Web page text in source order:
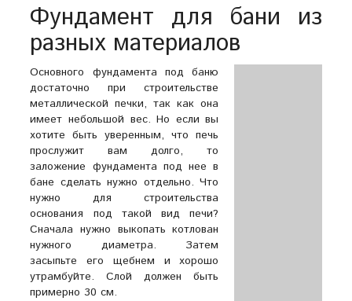
Фундамент для бани из
разных материалов
Основного фундамента под баню
достаточно при строительстве
металлической печки, так как она
имеет небольшой вес. Но если вы
хотите быть уверенным, что печь
прослужит вам долго, то
заложение фундамента под нее в
бане сделать нужно отдельно. Что
нужно для строительства
основания под такой вид печи?
Сначала нужно выкопать котлован
нужного диаметра. Затем
засыпьте его щебнем и хорошо
утрамбуйте. Слой должен быть
примерно 30 см.